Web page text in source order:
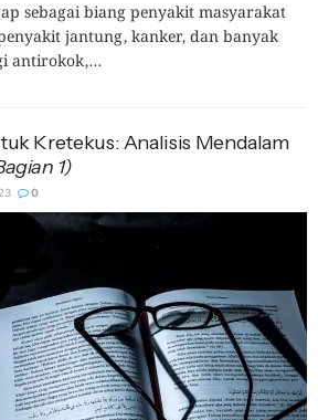
sebagai biang penyakit masyarakat
jantung, kanker, dan banyak
antirokok,...
Kretekus: Analisis Mendalam
1)
0